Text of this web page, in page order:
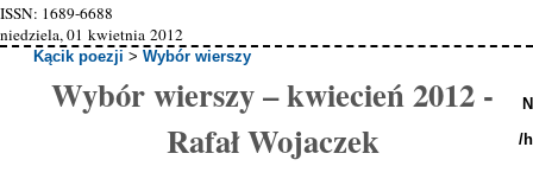
ISSN: 1689-6688
niedziela, 01 kwietnia 2012
Kącik poezji >Wybór wierszy
Wybór wierszy – kwiecień 2012 -
Rafał Wojaczek
/